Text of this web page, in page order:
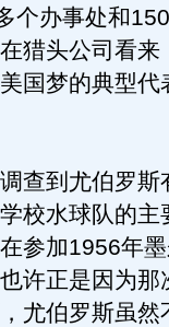
个办事处和
猎头公司看来
国梦的典型代
到尤伯罗斯
校水球队的主
参加1956年
许正是因为那
尤伯罗斯虽然